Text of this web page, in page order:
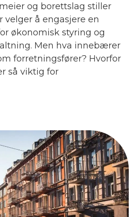
og borettslag stiller
velger å engasjere en
økonomisk styring og
Men hva innebærer
forretningsfører? Hvorfor
så viktig for